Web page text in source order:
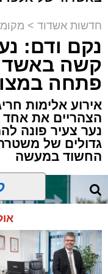
תגים:זיהום,
מאחורי חומות
המרכזי בישראל
שמפרסמת חברת
החברה במהלך
במעבר הדרגתי
להתייצבות זהירה –
תפעוליים וכלכליים
למרות זאת, הנמל
כתשתית לאומית
תפקודית מלאה
וממנה.
חדשות אשדוד >
נקם ודם:
קשה
פתחה
אירוע אלימות
הצהריים את אחד
נער צעיר פונה
גדולים של
החשוד במעשה